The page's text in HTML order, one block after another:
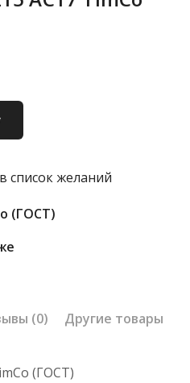
список желаний
(ГОСТ)
(0) Другие товары
(ГОСТ)